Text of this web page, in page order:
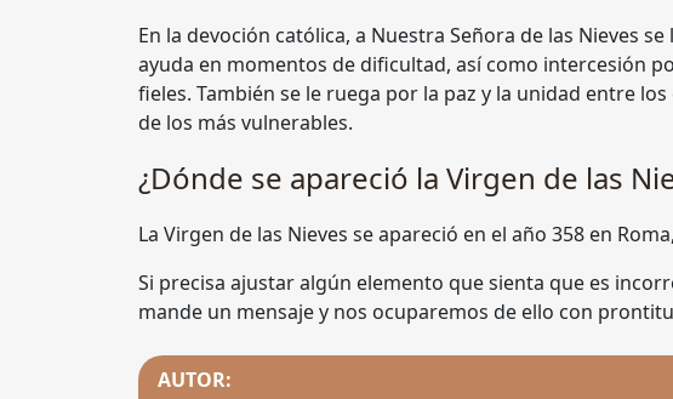
En la devoción católica, a Nuestra Señora de las Nieves
ayuda en momentos de dificultad, así como intercesión
fieles. También se le ruega por la paz y la unidad entre
de los más vulnerables.
¿Dónde se apareció la Virgen de las
La Virgen de las Nieves se apareció en el año 358 en
Si precisa ajustar algún elemento que sienta que es
mande un mensaje y nos ocuparemos de ello con
AUTOR: